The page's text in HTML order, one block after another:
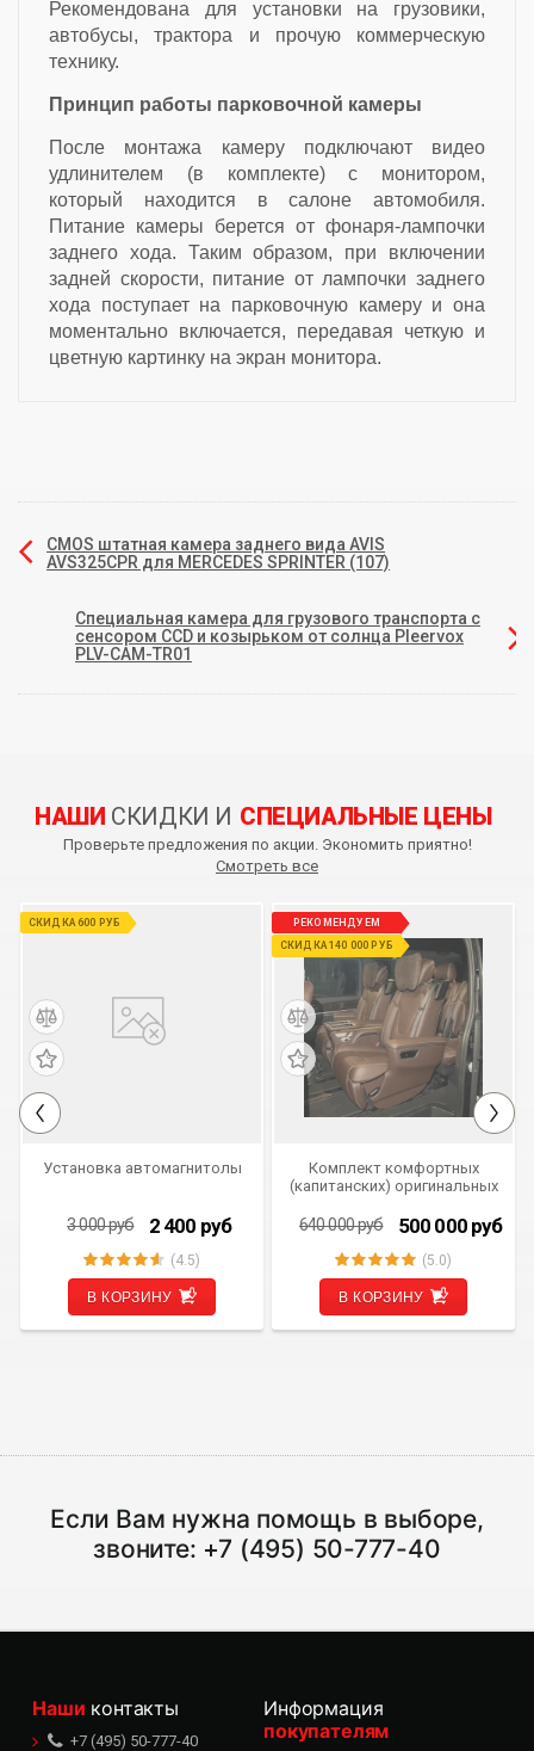
Рекомендована для установки на грузовики,
автобусы, трактора и прочую коммерческую
технику.
Принцип работы парковочной камеры
После монтажа камеру подключают видео
удлинителем (в комплекте) с монитором,
который находится в салоне автомобиля.
Питание камеры берется от фонаря-лампочки
заднего хода. Таким образом, при включении
задней скорости, питание от лампочки заднего
хода поступает на парковочную камеру и она
моментально включается, передавая четкую и
цветную картинку на экран монитора.
CMOS штатная камера заднего вида AVIS
AVS325CPR для MERCEDES SPRINTER (107)
Специальная камера для грузового транспорта с
сенсором CCD и козырьком от солнца Pleervox
PLV-CAM-TR01
НАШИ СКИДКИ И СПЕЦИАЛЬНЫЕ ЦЕНЫ
Проверьте предложения по акции. Экономить приятно!
Смотреть все
СКИДКА 600 РУБ
Установка автомагнитолы
3 000руб 2 400 руб
(4.5)
В КОРЗИНУ
РЕКОМЕНДУЕМ
СКИДКА 140 000 РУБ
Комплект комфортных
(капитанских) оригинальных
для Mercedes Benz V-class
640 000руб 500 000 руб
(5.0)
В КОРЗИНУ
Если Вам нужна помощь в выборе,
звоните: +7 (495) 50-777-40
Наши контакты
+7 (495) 50-777-40
Информация
покупателям